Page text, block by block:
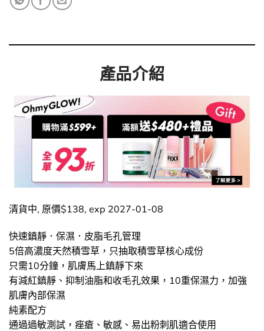
產品介紹
清貨中, 原價$138, exp 2027-01-08
快速鎮靜．保濕．皮脂毛孔管理
5倍高濃度天然積雪草，只抽取積雪草核心成份
只需10分鐘，肌膚馬上鎮靜下來
有減紅鎮靜、抑制油脂和收毛孔效果，10重保濕力，加強
肌膚內部保濕
純素配方
通過過敏測試，痤瘡、敏感、易出粉刺肌適合使用